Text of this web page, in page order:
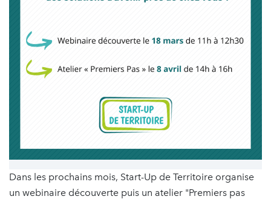
Dans les prochains mois, Start-Up de Territoire organise
un webinaire découverte puis un atelier "Premiers pas